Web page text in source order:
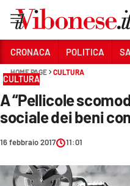
Sezioni
CRONACA
POLITICA
SANITÀ
AMBIENTE
CRONACA POLITICA
HOME PAGE CULTURA
CULTURA
A “Pellicole
sociale dei beni
16 febbraio 2017 11:01